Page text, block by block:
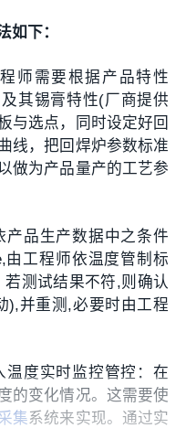
如下：
师需要根据产品特性
其锡膏特性(厂商提供
与选点，同时设定好回
线，把回焊炉参数标准
做为产品量产的工艺参
品生产数据中之条件
工程师依温度管制标
测试结果不符,则确认
),并重测,必要时由工程
度实时监控管控：在
的变化情况。这需要使
集系统来实现。通过实